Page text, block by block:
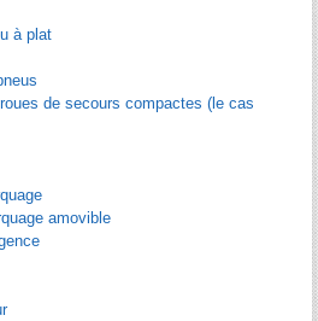
à plat
de secours compactes (le cas
amovible